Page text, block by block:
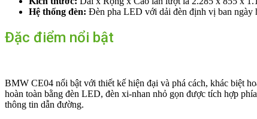
Hệ thống đèn: Đèn pha LED với dải đèn định vị ban ngày
Đặc điểm nổi bật
BMW CE04 nổi bật với thiết kế hiện đại và phá cách, khác biệt
hoàn toàn bằng đèn LED, đèn xi-nhan nhỏ gọn được tích hợp
thông tin dẫn đường.